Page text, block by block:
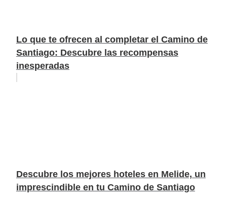
Lo que te ofrecen al completar el Camino de
Santiago: Descubre las recompensas
inesperadas
Descubre los mejores hoteles en Melide, un
imprescindible en tu Camino de Santiago